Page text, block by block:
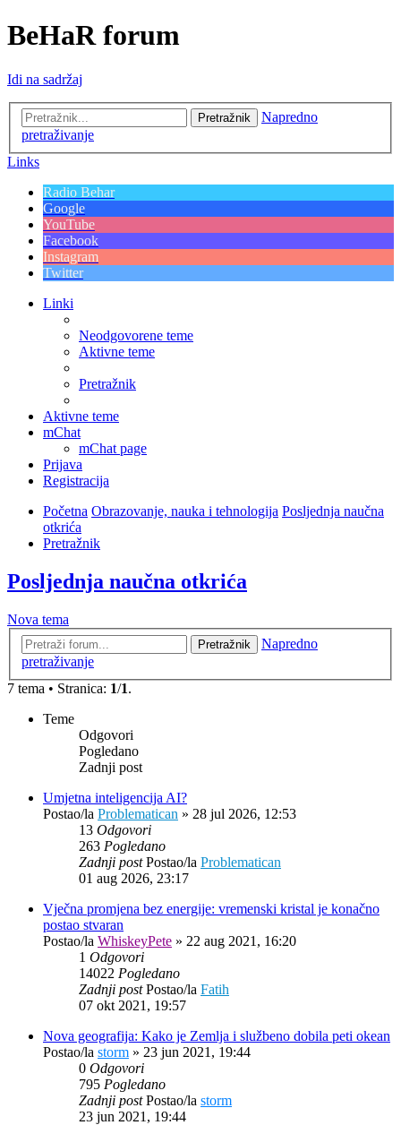
BeHaR forum
Idi na sadržaj
Pretražnik
Napredno
pretraživanje
Links
Radio Behar
Google
YouTube
Facebook
Instagram
Twitter
Linki
Neodgovorene teme
Aktivne teme
Pretražnik
Aktivne teme
mChat
mChat page
Prijava
Registracija
Početna Obrazovanje, nauka i tehnologija Posljednja naučna
otkrića
Pretražnik
Posljednja naučna otkrića
Nova tema
Pretražnik
Napredno
pretraživanje
7 tema • Stranica: 1/1.
Teme
Odgovori
Pogledano
Zadnji post
Umjetna inteligencija AI?
Postao/la Problematican » 28 jul 2026, 12:53
13 Odgovori
263 Pogledano
Zadnji postPostao/la Problematican
01 aug 2026, 23:17
Vječna promjena bez energije: vremenski kristal je konačno
postao stvaran
Postao/la WhiskeyPete » 22 aug 2021, 16:20
1 Odgovori
14022 Pogledano
Zadnji postPostao/la Fatih
07 okt 2021, 19:57
Nova geografija: Kako je Zemlja i službeno dobila peti okean
Postao/la storm » 23 jun 2021, 19:44
0 Odgovori
795 Pogledano
Zadnji postPostao/la storm
23 jun 2021, 19:44